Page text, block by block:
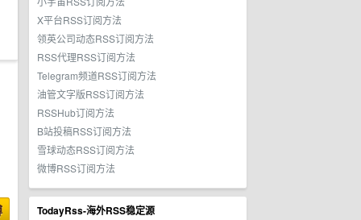
X平台RSS订阅方法
领英公司动态RSS订阅方法
RSS代理RSS订阅方法
Telegram频道RSS订阅方法
油管文字版RSS订阅方法
RSSHub订阅方法
B站投稿RSS订阅方法
雪球动态RSS订阅方法
微博RSS订阅方法
TodayRss-海外RSS稳定源